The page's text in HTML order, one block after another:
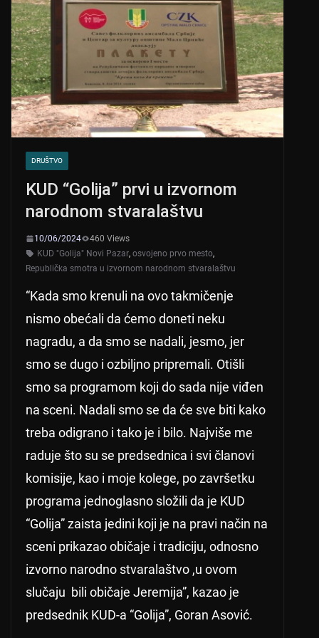
DRUŠTVO
KUD “Golija” prvi u izvornom
narodnom stvaralaštvu
10/06/2024
460 Views
KUD "Golija" Novi Pazar, osvojeno prvo mesto,
Republička smotra u izvornom narodnom stvaralaštvu
“Kada smo krenuli na ovo takmičenje
nismo obećali da ćemo doneti neku
nagradu, a da smo se nadali, jesmo, jer
smo se dugo i ozbiljno pripremali. Otišli
smo sa programom koji do sada nije viđen
na sceni. Nadali smo se da će sve biti kako
treba odigrano i tako je i bilo. Najviše me
raduje što su se predsednica i svi članovi
komisije, kao i moje kolege, po završetku
programa jednoglasno složili da je KUD
“Golija” zaista jedini koji je na pravi način na
sceni prikazao običaje i tradiciju, odnosno
izvorno narodno stvaralaštvo ,u ovom
slučaju bili običaje Jeremija”, kazao je
predsednik KUD-a “Golija”, Goran Asović.